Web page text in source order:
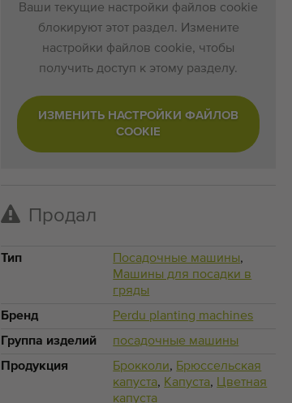
Ваши текущие настройки файлов cookie
блокируют этот раздел. Измените
настройки файлов cookie, чтобы
получить доступ к этому разделу.
ИЗМЕНИТЬ НАСТРОЙКИ ФАЙЛОВ
COOKIE
Продал
Тип Посадочные машины,
Машины для посадки в
гряды
Бренд
Perdu planting machines
Группа изделий
посадочные машины
Продукция
Брокколи, Брюссельская
капуста, Капуста, Цветная
капуста